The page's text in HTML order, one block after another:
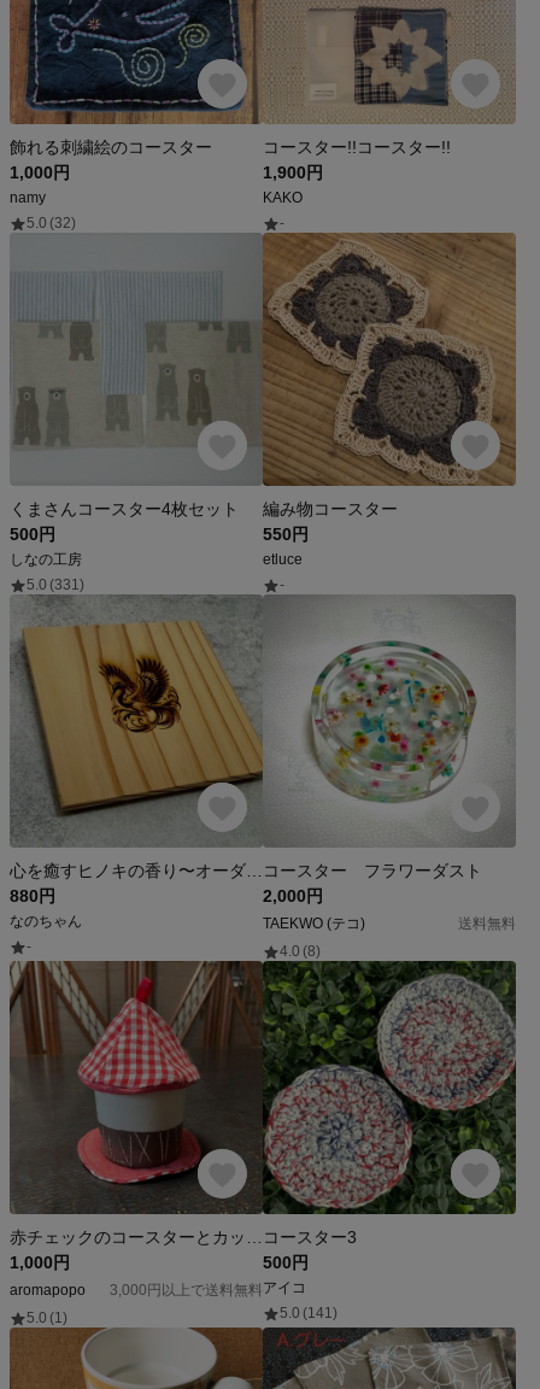
飾れる刺繍絵のコースター
1,000円
namy
5.0 (32)
コースター!!コースター!!
1,900円
KAKO
-
くまさんコースター4枚セット
500円
しなの工房
5.0 (331)
編み物コースター
550円
etluce
-
880円
なのちゃん
-
コースター フラワーダスト
2,000円
TAEKWO (テコ)
送料無料
4.0 (8)
1,000円
aromapopo
3,000円以上で送料無料
5.0 (1)
コースター3
500円
アイコ
5.0 (141)